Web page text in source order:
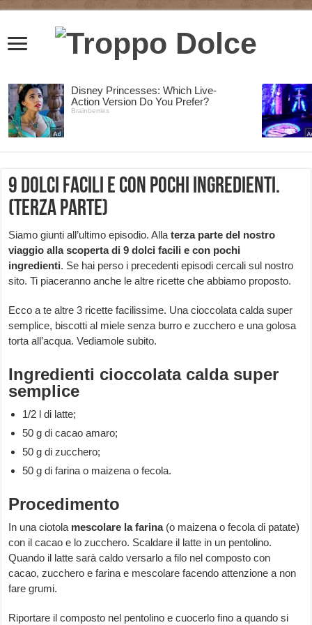
9 dolci facili e con pochi ingredienti.
(Terza parte)
Siamo giunti all’ultimo episodio. Allaterza parte del nostro
viaggio alla scoperta di 9 dolci facili e con pochi
ingredienti. Se hai perso i precedenti episodi cercali sul nostro
sito. Ti piaceranno anche le altre ricette che abbiamo proposto.
Ecco a te altre 3 ricette facilissime. Una cioccolata calda super
semplice, biscotti al miele senza burro e zucchero e una golosa
torta all’acqua. Vediamole subito.
Ingredienti cioccolata calda super
semplice
1/2 l di latte;
50 g di cacao amaro;
50 g di zucchero;
50 g di farina o maizena o fecola.
Procedimento
In una ciotola mescolare la farina(o maizena o fecola di patate)
con il cacao e lo zucchero. Scaldare il latte in un pentolino.
Quando il latte sarà caldo versarlo a filo nel composto con
cacao, zucchero e farina e mescolare facendo attenzione a non
fare grumi.
Riportare il composto nel pentolino e cuocerlo fino a quando si